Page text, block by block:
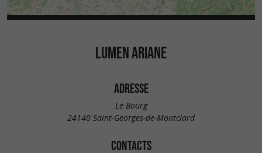
LUMEN ARIANE
ADRESSE
Le Bourg
24140 Saint-Georges-de-Montclard
CONTACTS